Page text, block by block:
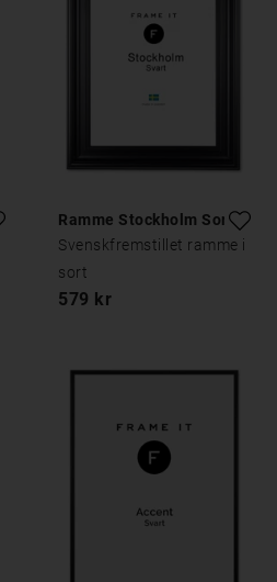
Ramme Stockholm Sort
Svenskfremstillet ramme i
sort
579 kr